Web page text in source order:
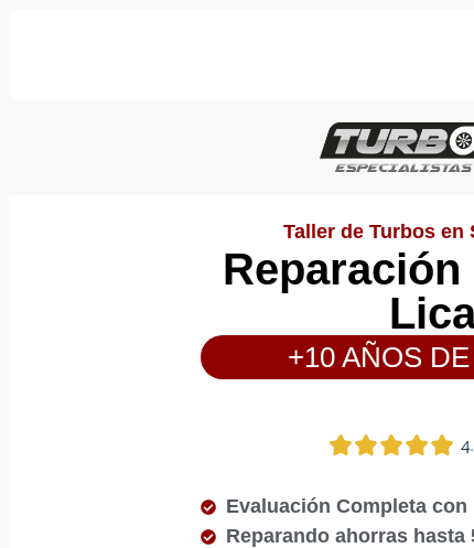
Taller de Turbos
+10 AÑOS
Evaluación Completa con
Reparando ahorras hasta